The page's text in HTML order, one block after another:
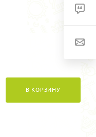
В КОРЗИНУ